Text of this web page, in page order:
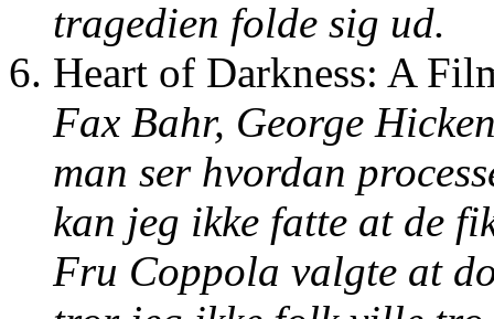
tragedien folde sig ud.
Heart of Darkness: A
Fax Bahr, George
man ser hvordan
kan jeg ikke fatte at de
Fru Coppola valgte at